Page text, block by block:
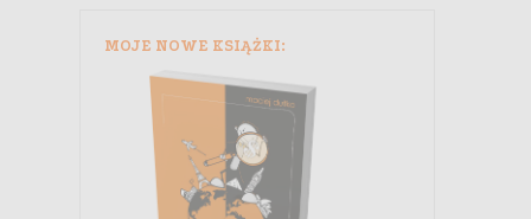
MOJE NOWE KSIĄŻKI: